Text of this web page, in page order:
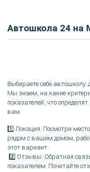
Автошкола 24 на
Выбираете себе
Мы знаем, на какие
показателей, что
вам.
1️⃣ Локация. Посмотри
рядом с вашим домом,
этот вариант.
2️⃣ Отзывы. Обратная
показателем. Почитайте